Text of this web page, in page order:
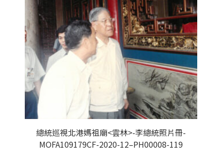
總統巡視北港媽祖廟<雲林>-李總統照片冊-
MOFA109179CF-2020-12–PH00008-119